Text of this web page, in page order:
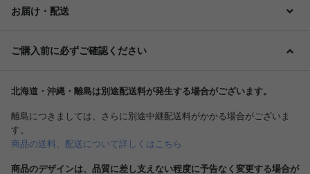
お届け・配送
ご購入前に必ずご確認ください
北海道・沖縄・離島は別途配送料が発生する場合がございます。
離島につきましては、さらに別途中継配送料がかかる場合がございま
す。
商品の送料、配送について詳しくはこちら
商品のデザインは、品質に差し支えない程度に予告なく変更する場合が